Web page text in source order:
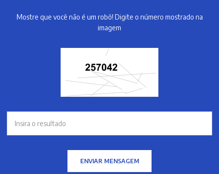
Mostre que você não é um robô! Digite o número mostrado na
imagem
ENVIAR MENSAGEM